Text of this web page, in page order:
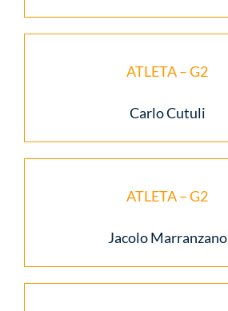
ATLETA – G2
Carlo Cutuli
ATLETA – G2
Jacolo Marranzano